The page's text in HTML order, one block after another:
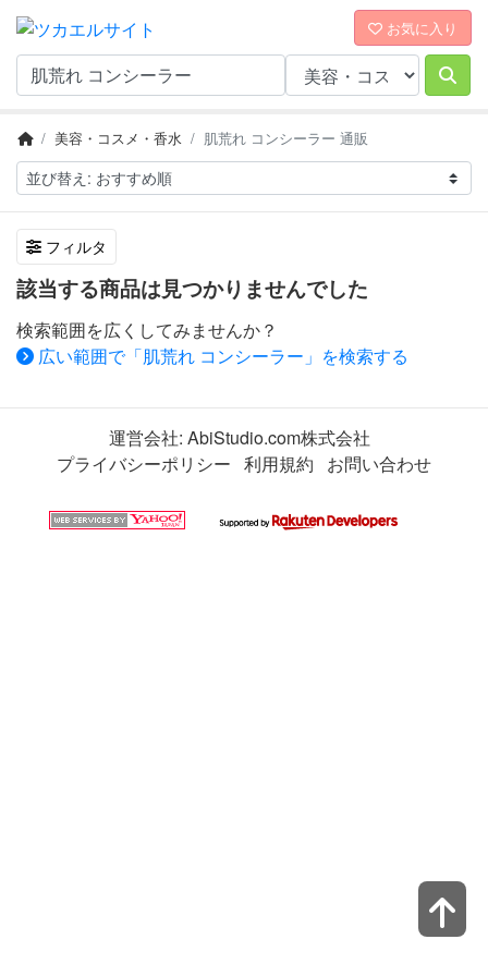
お気に入り
美容・コスメ・香水 肌荒れ コンシーラー 通販
フィルタ
該当する商品は見つかりませんでした
検索範囲を広くしてみませんか？
広い範囲で「肌荒れ コンシーラー」を検索する
運営会社: AbiStudio.com株式会社
プライバシーポリシー 利用規約 お問い合わせ